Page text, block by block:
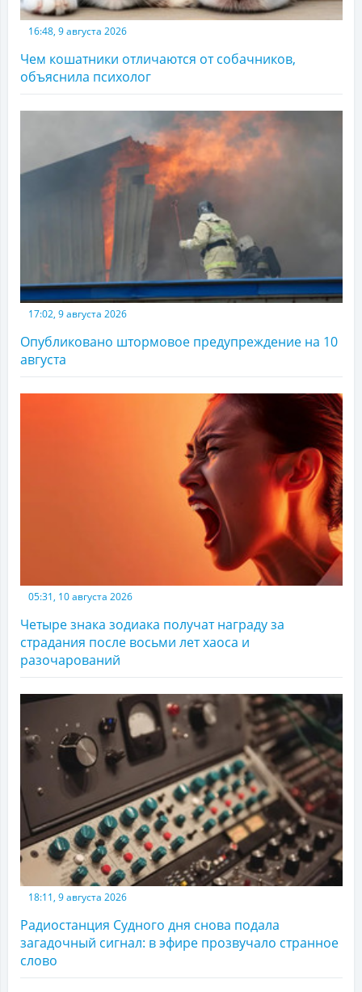
16:48, 9 августа 2026
Чем кошатники отличаются от собачников,
объяснила психолог
17:02, 9 августа 2026
Опубликовано штормовое предупреждение на 10
августа
05:31, 10 августа 2026
Четыре знака зодиака получат награду за
страдания после восьми лет хаоса и
разочарований
18:11, 9 августа 2026
Радиостанция Судного дня снова подала
загадочный сигнал: в эфире прозвучало странное
слово